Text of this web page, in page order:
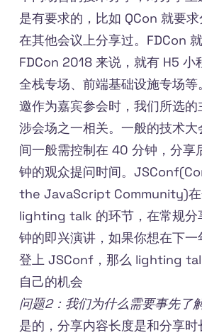
是有要求的，比如 QCon 就要
在其他会议上分享过。FDCon
FDCon 2018 来说，就有 H5 小
全栈专场、前端基础设施专场
邀作为嘉宾参会时，我们所选
涉会场之一相关。一般的技术
间一般需控制在 40 分钟，分享
钟的观众提问时间。
the JavaScript Community)在
lighting talk 的环节，在常规分
钟的即兴演讲，如果你想在下
登上 JSConf，那么 lighting
自己的机会
问题2：我们为什么需要事先了
是的，分享内容长度是和分享时